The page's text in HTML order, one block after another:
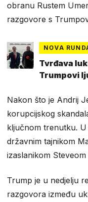
obranu Rustem
razgovore s
NOVA
Tvrđava
Trumpovi
Nakon što je Andrij
korupcijskog
ključnom trenutku. U
državnim tajnikom
izaslanikom
Trump je u nedjelju
razgovora između